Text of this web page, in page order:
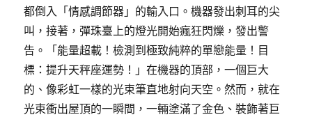
都倒入「情感調節器」的輸入口。機器發出刺耳的尖
叫，接著，彈珠臺上的燈光開始瘋狂閃爍，發出警
告。「能量超載！檢測到極致純粹的單戀能量！目
標：提升天秤座運勢！」在機器的頂部，一個巨大
的、像彩虹一樣的光束筆直地射向天空。然而，就在
光束衝出屋頂的一瞬間，一輛塗滿了金色、裝飾著巨